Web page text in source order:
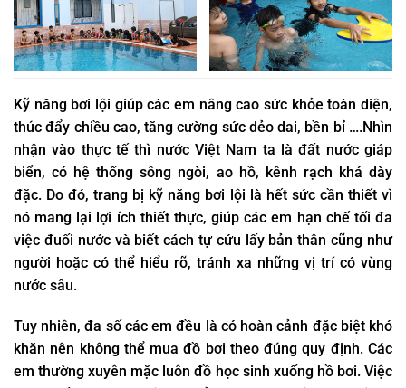
Kỹ năng bơi lội giúp các em nâng cao sức khỏe toàn diện,
thúc đẩy chiều cao, tăng cường sức dẻo dai, bền bỉ ….Nhìn
nhận vào thực tế thì nước Việt Nam ta là đất nước giáp
biển, có hệ thống sông ngòi, ao hồ, kênh rạch khá dày
đặc. Do đó, trang bị kỹ năng bơi lội là hết sức cần thiết vì
nó mang lại lợi ích thiết thực, giúp các em hạn chế tối đa
việc đuối nước và biết cách tự cứu lấy bản thân cũng như
người hoặc có thể hiểu rõ, tránh xa những vị trí có vùng
nước sâu.
Tuy nhiên, đa số các em đều là có hoàn cảnh đặc biệt khó
khăn nên không thể mua đồ bơi theo đúng quy định. Các
em thường xuyên mặc luôn đồ học sinh xuống hồ bơi. Việc